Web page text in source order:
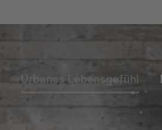
Urbanes Lebensgefühl